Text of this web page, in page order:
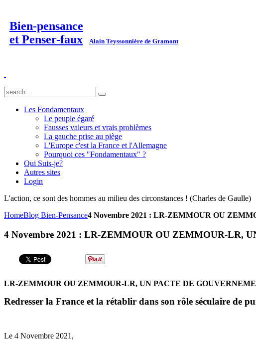
Bien-pensance
et Penser-faux
Alain Teyssonnière de Gramont
Les Fondamentaux
Le peuple égaré
Fausses valeurs et vrais problèmes
La gauche prise au piège
L'Europe c'est la France et l'Allemagne
Pourquoi ces "Fondamentaux" ?
Qui Suis-je?
Autres sites
Login
L'action, ce sont des hommes au milieu des circonstances ! (Charles de Gaulle)
HomeBlog Bien-Pensance4 Novembre 2021 : LR-ZEMMOUR OU
4 Novembre 2021 : LR-ZEMMOUR OU ZEMMOUR-LR,
LR-ZEMMOUR OU ZEMMOUR-LR, UN PACTE DE
Redresser la France et la rétablir dans son rôle séculaire de
Le 4 Novembre 2021,